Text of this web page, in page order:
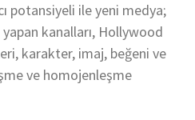
potansiyeli ile yeni medya;
yapan kanalları, Hollywood
karakter, imaj, beğeni ve
ve homojenleşme